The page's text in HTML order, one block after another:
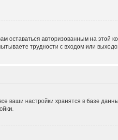
оставаться авторизованным на
трудности с входом или
ваши настройки хранятся в базе